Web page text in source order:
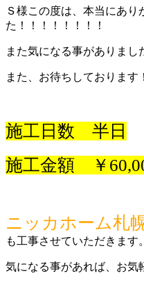
Ｓ様この度は、本当にあり
た！！！！！！！！
また気になる事がありまし
また、お待ちしております
施工日数 半日
施工金額 ￥
ニッカホーム札
も工事させていただきます。
気になる事があれば、お気